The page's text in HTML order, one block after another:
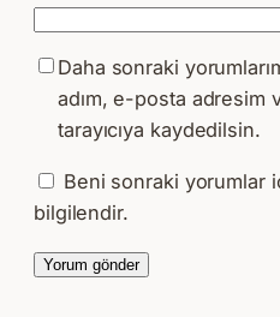
Daha sonraki
adım, e-posta adresim
tarayıcıya kaydedilsin.
Beni sonraki yorumlar
bilgilendir.